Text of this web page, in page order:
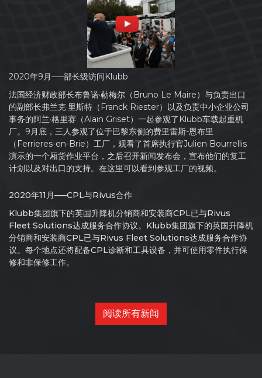
2020年9月—–部长级访问Klubb
法国经济财政部长布鲁诺·勒梅尔（Bruno Le Maire）与负责出口
的副部长弗兰克·里斯特（Franck Riester）以及负责中小企业公司
事务的阿兰·格里赛（Alain Griset）一起参观了Klubb车载起重机
厂。9月底，三人参观了位于巴黎东侧的费里雷斯-恩布里
（Ferrieres-en-Brie）工厂，观看了首席执行官Julien Bourrellis
演示的一个厢货作业平台，之后召开新闻发布会，宣布他们的复工
计划以及对出口的支持。在这里可以看到参观工厂的视频。
2020年11月—–CPL与Rivus合作
Klubb集团旗下的英国升降机分销商和安装商CPL已与Rivus
Fleet Solutions达成服务合作协议。Klubb集团旗下的英国升降机
分销商和安装商CPL已与Rivus Fleet Solutions达成服务合作协
议。每个地点还将配备CPL诊断和工具设备，并可使用零件执行保
修和非保修工作。
阅读所有新闻